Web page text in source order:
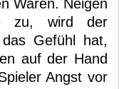
Waren. Neigen
zu, wird der
Gefühl hat,
auf der Hand
Angst vor